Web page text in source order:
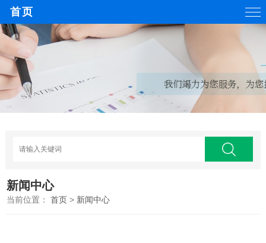
首页
新闻中心
当前位置：首页 > 新闻中心